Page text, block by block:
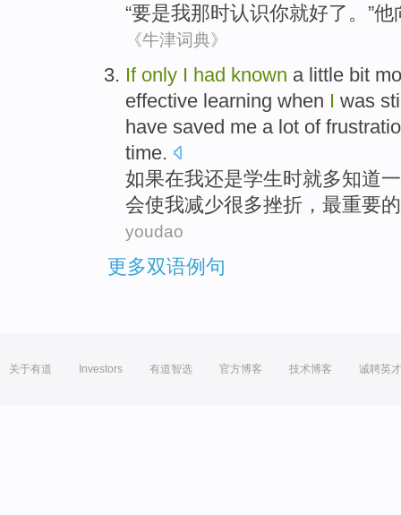
“要是我那时认识你就好了。”他
《牛津词典》
If only I had known a little bit
effective learning when I was
have saved me a lot of
time.
如果在我还是学生时就多知道
会使我减少很多挫折 ， 最重要
youdao
更多双语例句
关于有道 Investors 有道智选 官方博客 技术博客 诚聘英才